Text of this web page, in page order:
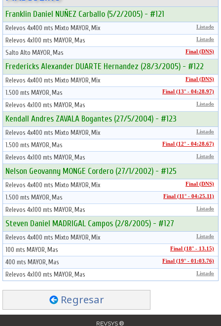
Franklin Daniel NUÑEZ Carballo (5/2/2005) - #121
Relevos 4x400 mts Mixto MAYOR, Mix Listado
Relevos 4x100 mts MAYOR, Mas Listado
Salto Alto MAYOR, Mas Final (DNS)
Fredericks Alexander DUARTE Hernandez (28/3/2005) - #122
Relevos 4x400 mts Mixto MAYOR, Mix Final (DNS)
1.500 mts MAYOR, Mas Final (13° - 04:28.97)
Relevos 4x100 mts MAYOR, Mas Listado
Kendall Andres ZAVALA Bogantes (27/5/2004) - #123
Relevos 4x400 mts Mixto MAYOR, Mix Listado
1.500 mts MAYOR, Mas Final (12° - 04:28.67)
Relevos 4x100 mts MAYOR, Mas Listado
Nelson Geovanny MONGE Cordero (27/1/2002) - #125
Relevos 4x400 mts Mixto MAYOR, Mix Final (DNS)
1.500 mts MAYOR, Mas Final (11° - 04:25.11)
Relevos 4x100 mts MAYOR, Mas Listado
Steven Daniel MADRIGAL Campos (2/8/2005) - #127
Relevos 4x400 mts Mixto MAYOR, Mix Listado
100 mts MAYOR, Mas Final (18° - 13.15)
400 mts MAYOR, Mas Final (19° - 01:03.76)
Relevos 4x100 mts MAYOR, Mas Listado
Regresar
REVSYS ®